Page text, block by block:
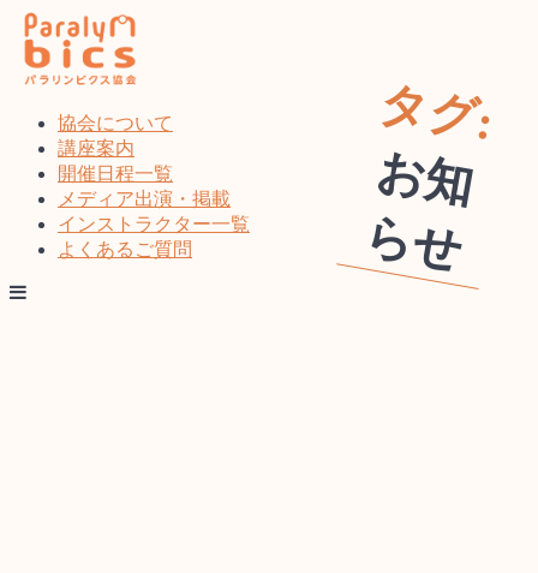
コ
ン
テ
協会について
講座案内
開催日程一覧
メディア出演・掲載
インストラクター一覧
よくあるご質問
タグ:
お
知
ら
せ